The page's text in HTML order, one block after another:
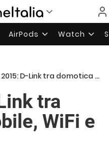
AirPods Watch
D-Link tra domotica mobile, WiFi e Gaming
tra
WiFi e